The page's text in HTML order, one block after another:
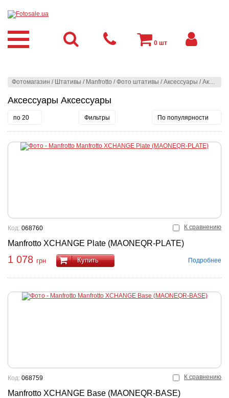
Фотомагазин / Штативы / Manfrotto /Фото штативы /Аксессуары /Аксессуары
Аксессуары Аксессуары
по 20 Фильтры По популярности
К сравнению
Manfrotto XCHANGE Plate (MAONEQR-PLATE)
Код: 068760
1 078 грн Купить Подробнее
К сравнению
Manfrotto XCHANGE Base (MAONEQR-BASE)
Код: 068759
0 шт